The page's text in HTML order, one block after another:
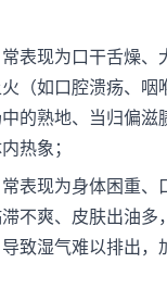
表现为口干舌燥、
（如口腔溃疡、咽
的熟地、当归偏滋
热象；
表现为身体困重、
不爽、皮肤出油多
致湿气难以排出，